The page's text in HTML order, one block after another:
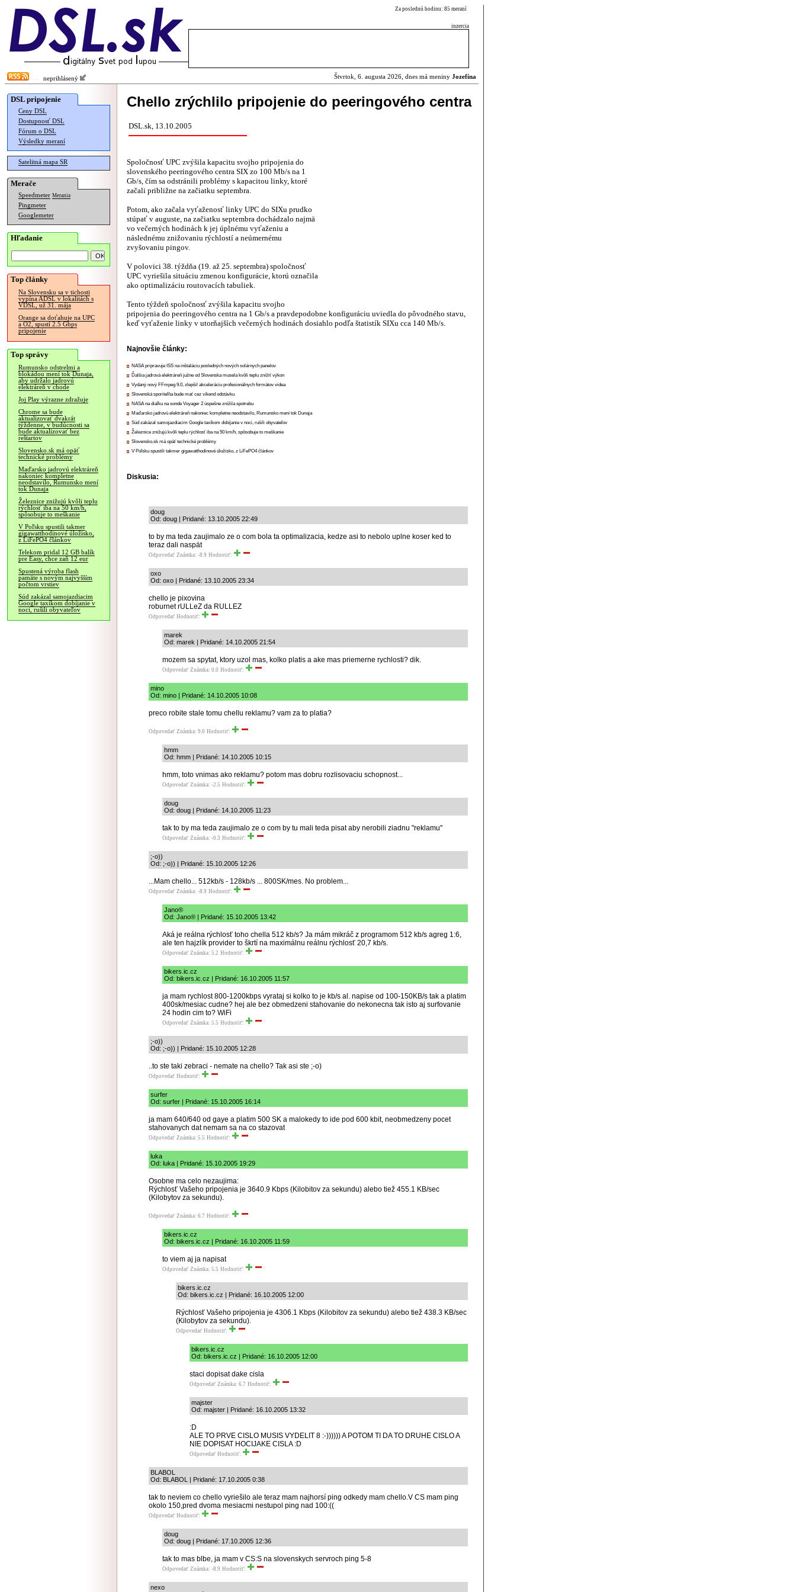
Za poslednú hodinu: 85 meraní
inzercia
neprihlásený Štvrtok, 6. augusta 2026, dnes má meniny Jozefína
DSL pripojenie
Ceny DSL
Dostupnosť DSL
Fórum o DSL
Výsledky meraní
Satelitná mapa SR
Merače
Speedmeter Merania
Pingmeter
Googlemeter
Hľadanie
Top články
Na Slovensku sa v tichosti
vypína ADSL v lokalitách s
VDSL, už 31. mája
Orange sa doťahuje na UPC
a O2, spustí 2.5 Gbps
pripojenie
Top správy
Rumunsko odstrelmi a
blokádou mení tok Dunaja,
aby udržalo jadrovú
elektráreň v chode
Joj Play výrazne zdražuje
Chrome sa bude
aktualizovať dvakrát
týždenne, v budúcnosti sa
bude aktualizovať bez
reštartov
Slovensko.sk má opäť
technické problémy
Maďarsko jadrovú elektráreň
nakoniec kompletne
neodstavilo, Rumunsko mení
tok Dunaja
Železnice znižujú kvôli teplu
rýchlosť iba na 50 km/h,
spôsobuje to meškanie
V Poľsku spustili takmer
gigawatthodinové úložisko,
z LiFePO4 článkov
Telekom pridal 12 GB balík
pre Easy, chce zaň 12 eur
Spustená výroba flash
pamäte s novým najvyšším
počtom vrstiev
Súd zakázal samojazdiacim
Google taxíkom dobíjanie v
noci, rušili obyvateľov
Chello zrýchlilo pripojenie do peeringového centra
DSL.sk, 13.10.2005
Spoločnosť UPC zvýšila kapacitu svojho pripojenia do
slovenského peeringového centra SIX zo 100 Mb/s na 1
Gb/s, čím sa odstránili problémy s kapacitou linky, ktoré
začali približne na začiatku septembra.
Potom, ako začala vyťaženosť linky UPC do SIXu prudko
stúpať v auguste, na začiatku septembra dochádzalo najmä
vo večerných hodinách k jej úplnému vyťaženiu a
následnému znižovaniu rýchlostí a neúmernému
zvyšovaniu pingov.
V polovici 38. týždňa (19. až 25. septembra) spoločnosť
UPC vyriešila situáciu zmenou konfigurácie, ktorú označila
ako optimalizáciu routovacích tabuliek.
Tento týždeň spoločnosť zvýšila kapacitu svojho
pripojenia do peeringového centra na 1 Gb/s a pravdepodobne konfiguráciu uviedla do pôvodného stavu,
keď vyťaženie linky v utorňajších večerných hodinách dosiahlo podľa štatistík SIXu cca 140 Mb/s.
Najnovšie články:
NASA pripravuje ISS na inštaláciu posledných nových solárnych panelov
Ďalšia jadrová elektráreň južne od Slovenska musela kvôli teplu znížiť výkon
Vydaný nový FFmpeg 9.0, zlepšil akceleráciu profesionálnych formátov videa
Slovenská sporiteľňa bude mať cez víkend odstávku
NASA na diaľku na sonde Voyager 2 úspešne znížila spotrebu
Maďarsko jadrovú elektráreň nakoniec kompletne neodstavilo, Rumunsko mení tok Dunaja
Súd zakázal samojazdiacim Google taxíkom dobíjanie v noci, rušili obyvateľov
Železnice znižujú kvôli teplu rýchlosť iba na 50 km/h, spôsobuje to meškanie
Slovensko.sk má opäť technické problémy
V Poľsku spustili takmer gigawatthodinové úložisko, z LiFePO4 článkov
Diskusia:
doug
Od: doug | Pridané: 13.10.2005 22:49
to by ma teda zaujimalo ze o com bola ta optimalizacia, kedze asi to nebolo uplne koser ked to
teraz dali naspät
Odpovedať Známka: -8.9 Hodnotiť:
oxo
Od: oxo | Pridané: 13.10.2005 23:34
chello je pixovina
roburnet rULLeZ da RULLEZ
Odpovedať Hodnotiť:
marek
Od: marek | Pridané: 14.10.2005 21:54
mozem sa spytat, ktory uzol mas, kolko platis a ake mas priemerne rychlosti? dik.
Odpovedať Známka: 0.0 Hodnotiť:
mino
Od: mino | Pridané: 14.10.2005 10:08
preco robite stale tomu chellu reklamu? vam za to platia?
Odpovedať Známka: 9.0 Hodnotiť:
hmm
Od: hmm | Pridané: 14.10.2005 10:15
hmm, toto vnimas ako reklamu? potom mas dobru rozlisovaciu schopnost...
Odpovedať Známka: -2.5 Hodnotiť:
doug
Od: doug | Pridané: 14.10.2005 11:23
tak to by ma teda zaujimalo ze o com by tu mali teda pisat aby nerobili ziadnu "reklamu"
Odpovedať Známka: -0.3 Hodnotiť:
;-o))
Od: ;-o)) | Pridané: 15.10.2005 12:26
...Mam chello... 512kb/s - 128kb/s ... 800SK/mes. No problem...
Odpovedať Známka: -8.9 Hodnotiť:
Jano®
Od: Jano® | Pridané: 15.10.2005 13:42
Aká je reálna rýchlosť toho chella 512 kb/s? Ja mám mikráč z programom 512 kb/s agreg 1:6,
ale ten hajzlík provider to škrtí na maximálnu reálnu rýchlosť 20,7 kb/s.
Odpovedať Známka: 5.2 Hodnotiť:
bikers.ic.cz
Od: bikers.ic.cz | Pridané: 16.10.2005 11:57
ja mam rychlost 800-1200kbps vyrataj si kolko to je kb/s al. napise od 100-150KB/s tak a platim
400sk/mesiac cudne? hej ale bez obmedzeni stahovanie do nekonecna tak isto aj surfovanie
24 hodin cim to? WiFi
Odpovedať Známka: 5.5 Hodnotiť:
;-o))
Od: ;-o)) | Pridané: 15.10.2005 12:28
..to ste taki zebraci - nemate na chello? Tak asi ste ;-o)
Odpovedať Hodnotiť:
surfer
Od: surfer | Pridané: 15.10.2005 16:14
ja mam 640/640 od gaye a platim 500 SK a malokedy to ide pod 600 kbit, neobmedzeny pocet
stahovanych dat nemam sa na co stazovat
Odpovedať Známka: 5.5 Hodnotiť:
luka
Od: luka | Pridané: 15.10.2005 19:29
Osobne ma celo nezaujima:
Rýchlosť Vašeho pripojenia je 3640.9 Kbps (Kilobitov za sekundu) alebo tiež 455.1 KB/sec
(Kilobytov za sekundu).
Odpovedať Známka: 6.7 Hodnotiť:
bikers.ic.cz
Od: bikers.ic.cz | Pridané: 16.10.2005 11:59
to viem aj ja napisat
Odpovedať Známka: 5.5 Hodnotiť:
bikers.ic.cz
Od: bikers.ic.cz | Pridané: 16.10.2005 12:00
Rýchlosť Vašeho pripojenia je 4306.1 Kbps (Kilobitov za sekundu) alebo tiež 438.3 KB/sec
(Kilobytov za sekundu).
Odpovedať Hodnotiť:
bikers.ic.cz
Od: bikers.ic.cz | Pridané: 16.10.2005 12:00
staci dopisat dake cisla
Odpovedať Známka: 6.7 Hodnotiť:
majster
Od: majster | Pridané: 16.10.2005 13:32
:D
ALE TO PRVE CISLO MUSIS VYDELIT 8 :-)))))) A POTOM TI DA TO DRUHE CISLO A
NIE DOPISAT HOCIJAKE CISLA :D
Odpovedať Hodnotiť:
BLABOL
Od: BLABOL | Pridané: 17.10.2005 0:38
tak to neviem co chello vyriešilo ale teraz mam najhorsí ping odkedy mam chello.V CS mam ping
okolo 150,pred dvoma mesiacmi nestupol ping nad 100:((
Odpovedať Hodnotiť:
doug
Od: doug | Pridané: 17.10.2005 12:36
tak to mas blbe, ja mam v CS:S na slovenskych servroch ping 5-8
Odpovedať Známka: -8.9 Hodnotiť:
nexo